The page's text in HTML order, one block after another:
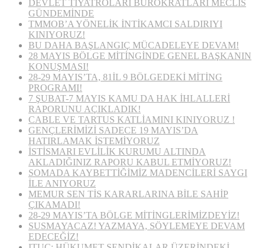
DEVLET TİYATROLARI BÜROKRATLARI MECLİS
GÜNDEMİNDE
TMMOB’A YÖNELİK İNTİKAMCI SALDIRIYI
KINIYORUZ!
BU DAHA BAŞLANGIÇ MÜCADELEYE DEVAM!
28 MAYIS BÖLGE MİTİNGİNDE GENEL BAŞKANIN
KONUŞMASI!
28-29 MAYIS’TA, 81İL 9 BÖLGEDEKİ MİTİNG
PROGRAMI!
7 ŞUBAT-7 MAYIS KAMU DA HAK İHLALLERİ
RAPORUNU AÇIKLADIK!
CABLE VE TARTUS KATLİAMINI KINIYORUZ !
GENÇLERİMİZİ SADECE 19 MAYIS’DA
HATIRLAMAK İSTEMİYORUZ
İSTİSMARI EVLİLİK KURUMU ALTINDA
AKLADIĞINIZ RAPORU KABUL ETMİYORUZ!
SOMADA KAYBETTİĞİMİZ MADENCİLERİ SAYGI
İLE ANIYORUZ
MEMUR SEN TİS KARARLARINA BİLE SAHİP
ÇIKAMADI!
28-29 MAYIS’TA BÖLGE MİTİNGLERİMİZDEYİZ!
SUSMAYACAZ! YAZMAYA, SÖYLEMEYE DEVAM
EDECEĞİZ!